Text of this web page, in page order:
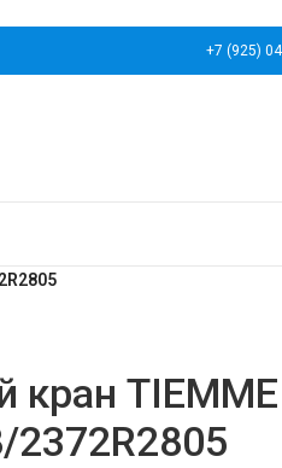
+7 (925)
кран
2372R2805